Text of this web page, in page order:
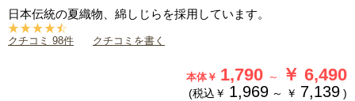
日本伝統の夏織物、綿しじらを採用しています。
クチコミ 98件 クチコミを書く
本体￥ 1,790 ～ ￥ 6,490
(税込￥ 1,969 ～ ￥ 7,139 )